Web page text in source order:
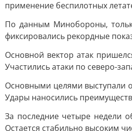
применение беспилотных
По данным Минобороны,
фиксировались рекордные
Основной вектор атак
Участились атаки по северо-
Основными целями выступали
Удары наносились
За последние четыре недели
Остается стабильно высоким